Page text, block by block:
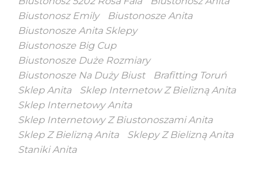
Biustonosz Emily
Biustonosze Anita
Biustonosze Anita Sklepy
Biustonosze Big Cup
Biustonosze Duże Rozmiary
Biustonosze Na Duży Biust
Brafitting Toruń
Sklep Anita
Sklep Internetow Z Bielizną Anita
Sklep Internetowy Anita
Sklep Internetowy Z Biustonoszami Anita
Sklep Z Bielizną Anita
Sklepy Z Bielizną Anita
Staniki Anita